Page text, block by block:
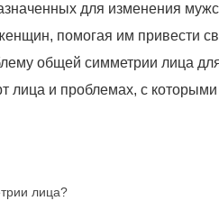
для изменения
помогая им привести
общей симметрии лица
лица и проблемах, с которыми
лица?